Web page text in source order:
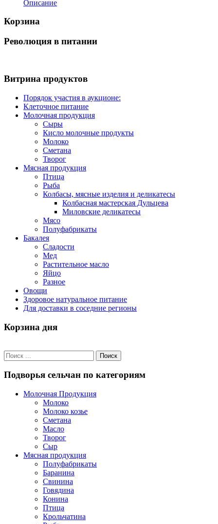
Описание
Корзина
Революция в питании
Витрина продуктов
Порядок участия в аукционе:
Клеточное питание
Молочная продукция
Сыры
Кисло молочные продукты
Молоко
Сметана
Творог
Мясная продукция
Птица
Рыба
Колбасы, мясные изделия и деликатесы
Колбасная мастерская Дульцева
Миловские деликатесы
Мясо
Полуфабрикаты
Бакалея
Сладости
Мед
Растительное масло
Яйцо
Разное
Овощи
Здоровое натуральное питание
Для доставки в соседние регионы
Корзина дня
Подворья сельчан по категориям
Молочная Продукция
Молоко
Молоко козье
Сметана
Масло
Творог
Сыр
Мясная продукция
Полуфабрикаты
Баранина
Свинина
Говядина
Конина
Птица
Крольчатина